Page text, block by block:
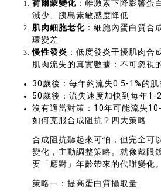
荷爾蒙變化 ：雌激素下降影響蛋
減少、胰島素敏感度降低
肌肉細胞老化 ：細胞內蛋白質合
環變差
慢性發炎 ：低度發炎干擾肌肉合
肌肉流失的真實數據：不可忽視
30歲後：每年約流失0.5-1%的肌
50歲後：流失速度加快到每年1-
沒有適當對策：10年可能流失
如何克服合成阻抗？四大策略
合成阻抗聽起來可怕，但完全可
變化，主動調整策略。就像戴眼
要「應對」年齡帶來的代謝變化。
策略一：提高蛋白質攝取量